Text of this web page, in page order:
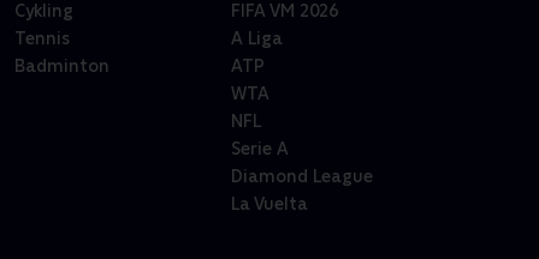
Cykling
Tennis
Badminton
FIFA VM 2026
A Liga
ATP
WTA
NFL
Serie A
Diamond League
La Vuelta